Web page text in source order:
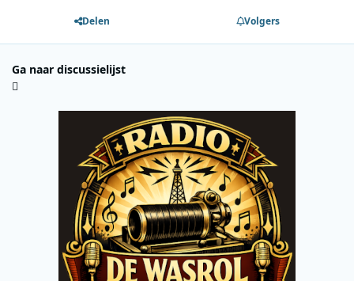
Delen Volgers
Ga naar discussielijst